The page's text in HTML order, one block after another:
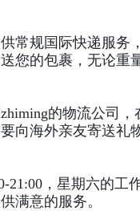
常规国际快递服务
您的包裹，无论重
的物流公司
向海外亲友寄送礼
21:00，星期六的
满意的服务。